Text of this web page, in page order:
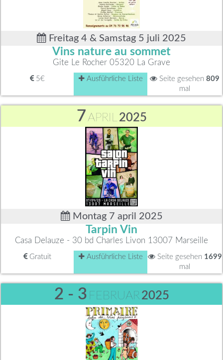
Freitag 4 & Samstag 5 juli 2025
Vins nature au sommet
Gite Le Rocher 05320 La Grave
5€ Ausführliche Liste Seite gesehen 809
mal
7APRIL2025
Montag 7 april 2025
Tarpin Vin
Casa Delauze - 30 bd Charles Livon 13007 Marseille
Gratuit Ausführliche Liste Seite gesehen 1699
mal
2 - 3 FEBRUAR2025